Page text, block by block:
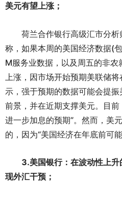
美元有望上涨；
荷兰合作银行高级汇市分
称，如果本周的美国经济数据(
M服务业数据，以及周五的非
上涨，因市场开始预期美联储
示，强于预期的数据可能会提
前景，并在近期支撑美元。目
进一步加息的预期”。然而，美
的，因为“美国经济在年底前可能
3.美国银行：在波动性上
现外汇干预；